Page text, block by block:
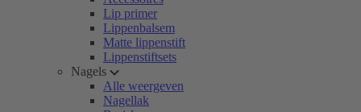
Lip primer
Lippenbalsem
Matte lippenstift
Lippenstiftsets
Nagels
Alle weergeven
Nagellak